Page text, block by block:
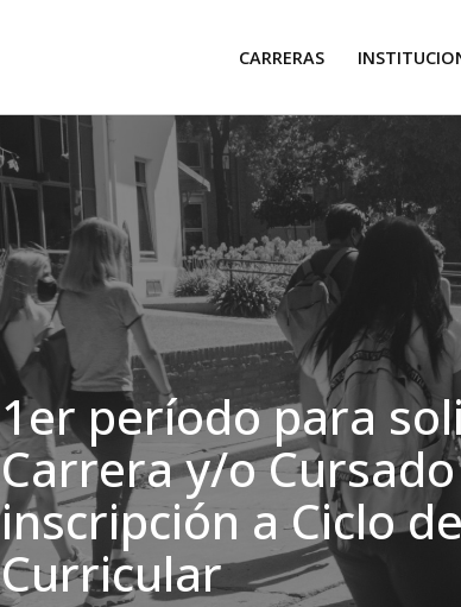
CARRERAS
1er período para
Carrera y/o
inscripción a Ciclo
Curricular